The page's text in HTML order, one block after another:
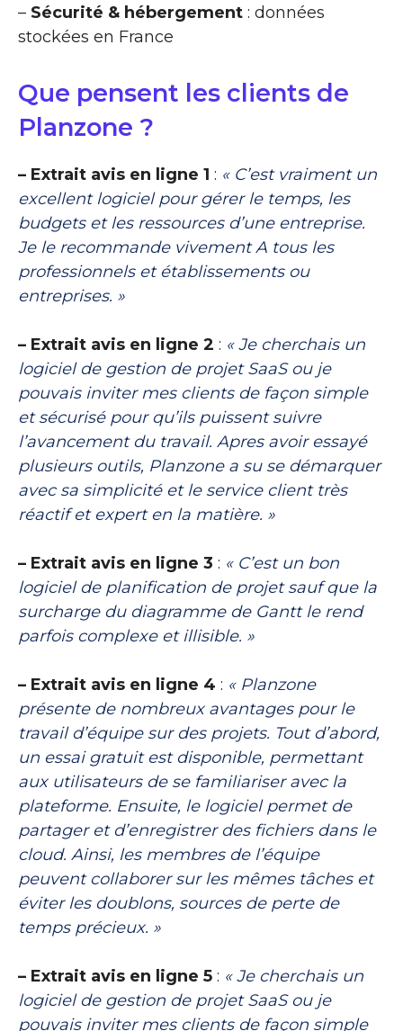
– Sécurité & hébergement : données
stockées en France
Que pensent les clients de
Planzone ?
– Extrait avis en ligne 1 : « C’est vraiment un
excellent logiciel pour gérer le temps, les
budgets et les ressources d’une entreprise.
Je le recommande vivement A tous les
professionnels et établissements ou
entreprises. »
– Extrait avis en ligne 2 : « Je cherchais un
logiciel de gestion de projet SaaS ou je
pouvais inviter mes clients de façon simple
et sécurisé pour qu’ils puissent suivre
l’avancement du travail. Apres avoir essayé
plusieurs outils, Planzone a su se démarquer
avec sa simplicité et le service client très
réactif et expert en la matière. »
– Extrait avis en ligne 3 : « C’est un bon
logiciel de planification de projet sauf que la
surcharge du diagramme de Gantt le rend
parfois complexe et illisible. »
– Extrait avis en ligne 4 : « Planzone
présente de nombreux avantages pour le
travail d’équipe sur des projets. Tout d’abord,
un essai gratuit est disponible, permettant
aux utilisateurs de se familiariser avec la
plateforme. Ensuite, le logiciel permet de
partager et d’enregistrer des fichiers dans le
cloud. Ainsi, les membres de l’équipe
peuvent collaborer sur les mêmes tâches et
éviter les doublons, sources de perte de
temps précieux. »
– Extrait avis en ligne 5 : « Je cherchais un
logiciel de gestion de projet SaaS ou je
pouvais inviter mes clients de façon simple